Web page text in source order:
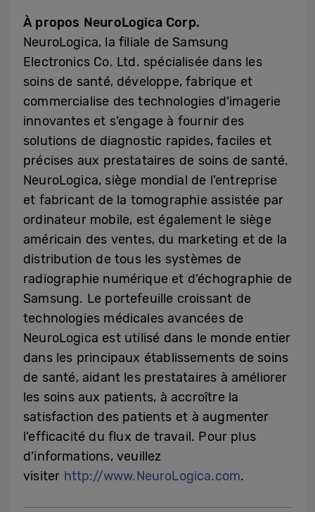
À propos NeuroLogica Corp.
NeuroLogica, la filiale de Samsung
Electronics Co. Ltd. spécialisée dans les
soins de santé, développe, fabrique et
commercialise des technologies d’imagerie
innovantes et s’engage à fournir des
solutions de diagnostic rapides, faciles et
précises aux prestataires de soins de santé.
NeuroLogica, siège mondial de l’entreprise
et fabricant de la tomographie assistée par
ordinateur mobile, est également le siège
américain des ventes, du marketing et de la
distribution de tous les systèmes de
radiographie numérique et d’échographie de
Samsung. Le portefeuille croissant de
technologies médicales avancées de
NeuroLogica est utilisé dans le monde entier
dans les principaux établissements de soins
de santé, aidant les prestataires à améliorer
les soins aux patients, à accroître la
satisfaction des patients et à augmenter
l’efficacité du flux de travail. Pour plus
d’informations, veuillez
visiter http://www.NeuroLogica.com.